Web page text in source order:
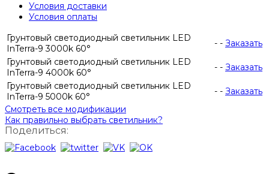
Условия доставки
Условия оплаты
Грунтовый светодиодный светильник LED
InTerra-9 3000k 60°
- - Заказать
Грунтовый светодиодный светильник LED
InTerra-9 4000k 60°
- - Заказать
Грунтовый светодиодный светильник LED
InTerra-9 5000k 60°
- - Заказать
Смотреть все модификации
Как правильно выбрать светильник?
Поделиться: